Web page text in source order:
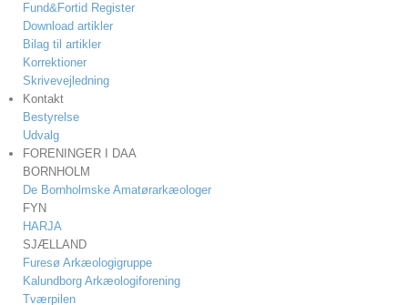
Fund&Fortid Register
Download artikler
Bilag til artikler
Korrektioner
Skrivevejledning
Kontakt
Bestyrelse
Udvalg
FORENINGER I DAA
BORNHOLM
De Bornholmske Amatørarkæologer
FYN
HARJA
SJÆLLAND
Furesø Arkæologigruppe
Kalundborg Arkæologiforening
Tværpilen